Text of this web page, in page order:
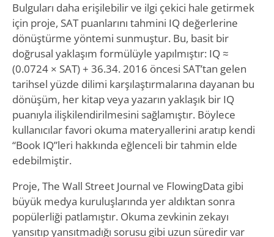
Bulguları daha erişilebilir ve ilgi çekici hale getirmek
için proje, SAT puanlarını tahmini IQ değerlerine
dönüştürme yöntemi sunmuştur. Bu, basit bir
doğrusal yaklaşım formülüyle yapılmıştır: IQ ≈
(0.0724 × SAT) + 36.34. 2016 öncesi SAT’tan gelen
tarihsel yüzde dilimi karşılaştırmalarına dayanan bu
dönüşüm, her kitap veya yazarın yaklaşık bir IQ
puanıyla ilişkilendirilmesini sağlamıştır. Böylece
kullanıcılar favori okuma materyallerini aratıp kendi
“Book IQ”leri hakkında eğlenceli bir tahmin elde
edebilmiştir.
Proje, The Wall Street Journal ve FlowingData gibi
büyük medya kuruluşlarında yer aldıktan sonra
popülerliği patlamıştır. Okuma zevkinin zekayı
yansıtıp yansıtmadığı sorusu gibi uzun süredir var